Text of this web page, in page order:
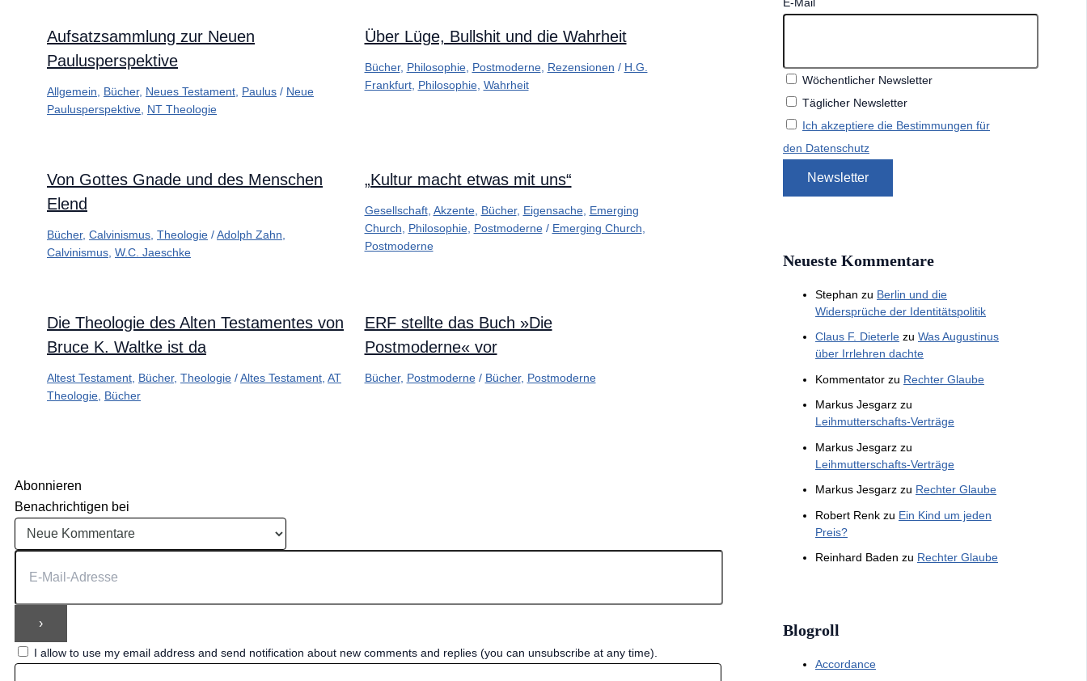
Aufsatzsammlung zur Neuen
Paulusperspektive
Allgemein Bücher, Neues Testament Paulus / Neue
Paulusperspektive NT Theologie
Über Lüge, Bullshit und die Wahrheit
Bücher, Philosophie, Postmoderne, Rezensionen / H.G.
Frankfurt, Philosophie, Wahrheit
Von Gottes Gnade und des Menschen
Elend
Bücher, Calvinismus Theologie /Adolph Zahn
Calvinismus W.C. Jaeschke
„Kultur macht etwas mit uns“
Gesellschaft, Akzente, Bücher, Eigensache, Emerging
Church
Philosophie, Postmoderne/ Emerging Church
Postmoderne
Die Theologie des Alten Testamentes von
Bruce K. Waltke ist da
Altest Testament Bücher, Theologie /Altes Testament AT
Theologie Bücher
ERF stellte das Buch »Die
Postmoderne« vor
Bücher, Postmoderne/ Bücher, Postmoderne
Abonnieren
Benachrichtigen bei
I allow to use my email address and send notification about new comments and replies (you can unsubscribe at any time).
Wöchentlicher Newsletter
Täglicher Newsletter
Ich akzeptiere die Bestimmungen für
den Datenschutz
Neueste Kommentare
Stephan zu Berlin und die
Widersprüche der Identitätspolitik
Claus F. Dieterle zu Was Augustinus
über Irrlehren dachte
Kommentator zu Rechter Glaube
Markus Jesgarz zu
Leihmutterschafts-Verträge
Markus Jesgarz zu
Leihmutterschafts-Verträge
Markus Jesgarz zu Rechter Glaube
Robert Renk zu Ein Kind um jeden
Preis?
Reinhard Baden zu Rechter Glaube
Blogroll
Accordance